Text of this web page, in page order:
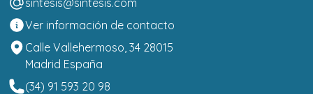
Ver información de contacto
Calle Vallehermoso, 34 28015
Madrid España
(34) 91 593 20 98